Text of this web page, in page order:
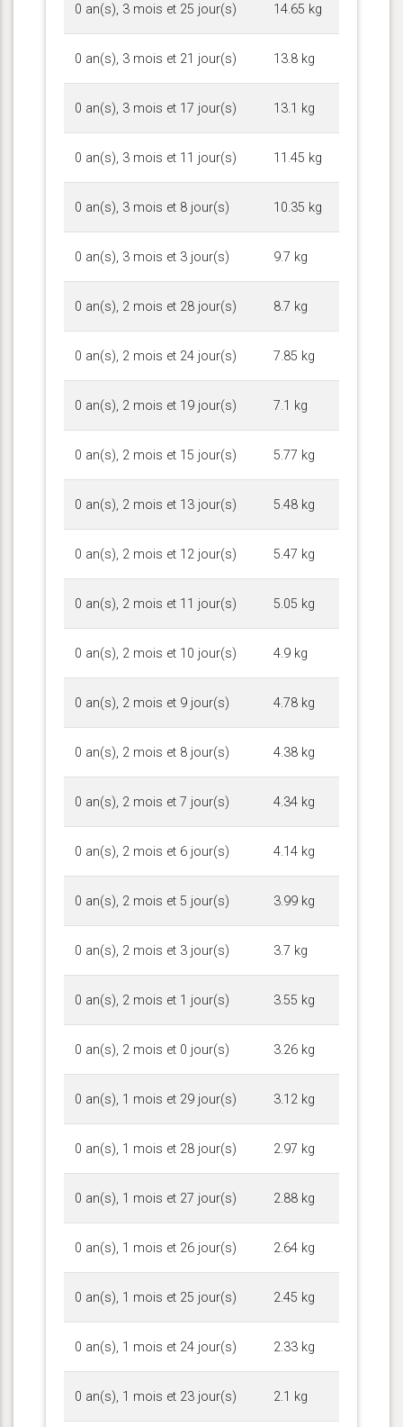
0 an(s), 3 mois et 25 jour(s) 14.65 kg
0 an(s), 3 mois et 21 jour(s) 13.8 kg
0 an(s), 3 mois et 17 jour(s) 13.1 kg
0 an(s), 3 mois et 11 jour(s) 11.45 kg
0 an(s), 3 mois et 8 jour(s) 10.35 kg
0 an(s), 3 mois et 3 jour(s) 9.7 kg
0 an(s), 2 mois et 28 jour(s) 8.7 kg
0 an(s), 2 mois et 24 jour(s) 7.85 kg
0 an(s), 2 mois et 19 jour(s) 7.1 kg
0 an(s), 2 mois et 15 jour(s) 5.77 kg
0 an(s), 2 mois et 13 jour(s) 5.48 kg
0 an(s), 2 mois et 12 jour(s) 5.47 kg
0 an(s), 2 mois et 11 jour(s) 5.05 kg
0 an(s), 2 mois et 10 jour(s) 4.9 kg
0 an(s), 2 mois et 9 jour(s) 4.78 kg
0 an(s), 2 mois et 8 jour(s) 4.38 kg
0 an(s), 2 mois et 7 jour(s) 4.34 kg
0 an(s), 2 mois et 6 jour(s) 4.14 kg
0 an(s), 2 mois et 5 jour(s) 3.99 kg
0 an(s), 2 mois et 3 jour(s) 3.7 kg
0 an(s), 2 mois et 1 jour(s) 3.55 kg
0 an(s), 2 mois et 0 jour(s) 3.26 kg
0 an(s), 1 mois et 29 jour(s) 3.12 kg
0 an(s), 1 mois et 28 jour(s) 2.97 kg
0 an(s), 1 mois et 27 jour(s) 2.88 kg
0 an(s), 1 mois et 26 jour(s) 2.64 kg
0 an(s), 1 mois et 25 jour(s) 2.45 kg
0 an(s), 1 mois et 24 jour(s) 2.33 kg
0 an(s), 1 mois et 23 jour(s) 2.1 kg